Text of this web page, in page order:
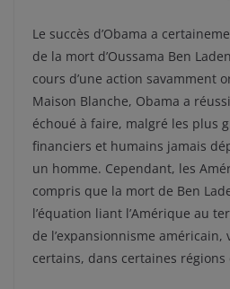
Le succès d’Obama a
de la mort d’Oussama Ben
cours d’une action savamment
Maison Blanche, Obama a
échoué à faire, malgré les plus
financiers et humains jamais
un homme. Cependant, les
compris que la mort de Ben
l’équation liant l’Amérique au
de l’expansionnisme américain,
certains, dans certaines